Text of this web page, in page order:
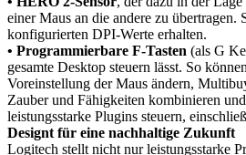
einer Maus an die andere zu übertragen.
konfigurierten DPI-Werte erhalten.
• Programmierbare F-Tasten (als G
gesamte Desktop steuern lässt. So
Voreinstellung der Maus ändern,
Zauber und Fähigkeiten kombinieren
leistungsstarke Plugins steuern,
Designt für eine nachhaltige Zukunft
Logitech stellt nicht nur leistungsstarke